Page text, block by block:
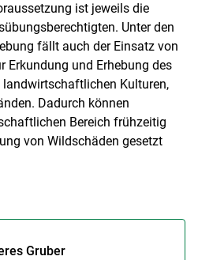
ist jeweils die
Unter den
fällt auch der Einsatz von
Erkundung und Erhebung des
Kulturen,
Dadurch können
Bereich frühzeitig
von Wildschäden gesetzt
Gruber